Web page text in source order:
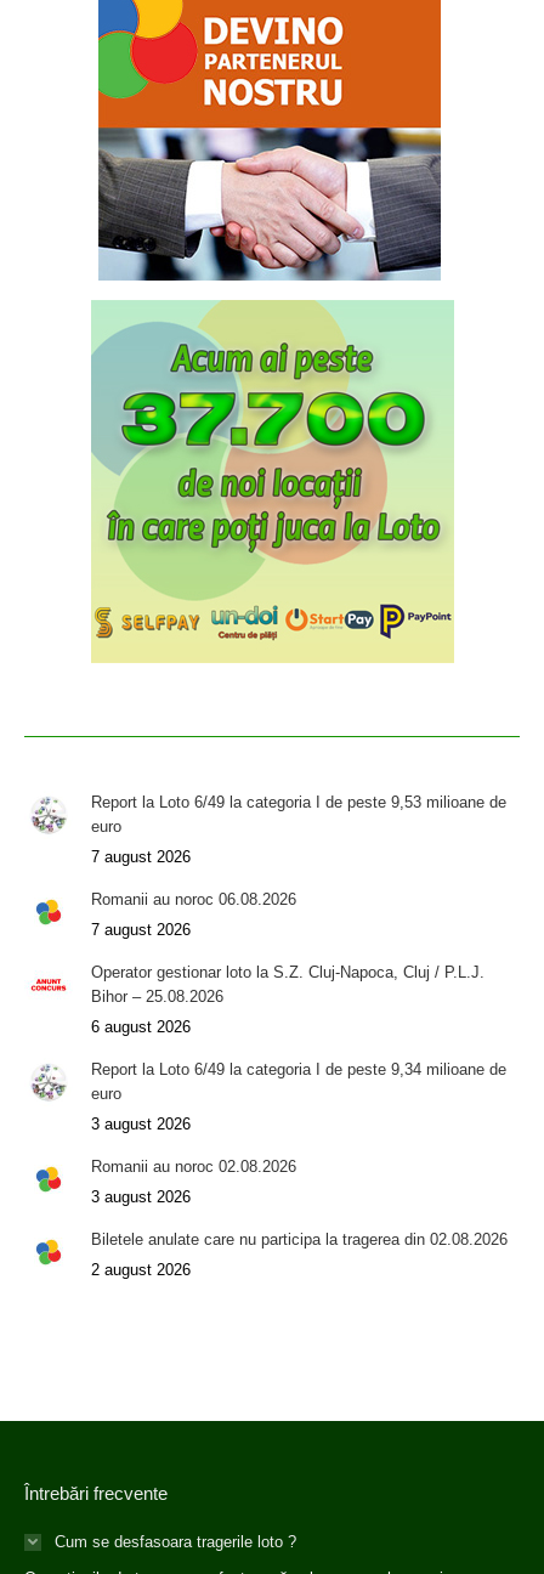
Report la Loto 6/49 la categoria I de peste 9,53 milioane de
euro
7 august 2026
Romanii au noroc 06.08.2026
7 august 2026
Operator gestionar loto la S.Z. Cluj-Napoca, Cluj / P.L.J.
Bihor – 25.08.2026
6 august 2026
Report la Loto 6/49 la categoria I de peste 9,34 milioane de
euro
3 august 2026
Romanii au noroc 02.08.2026
3 august 2026
Biletele anulate care nu participa la tragerea din 02.08.2026
2 august 2026
Întrebări frecvente
Cum se desfasoara tragerile loto ?